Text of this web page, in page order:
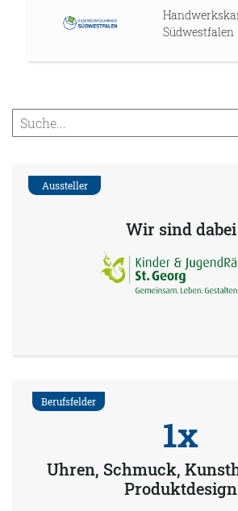
Südwestfalen
Aussteller
Wir sind dabei
Berufsfelder
1x
Uhren, Schmuck,
Produktdesign